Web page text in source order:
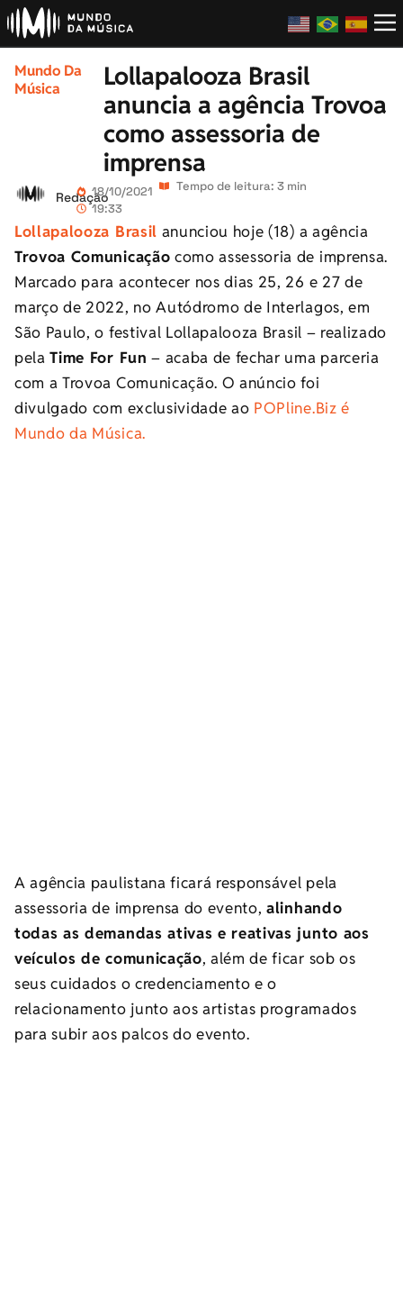
Mundo Da
Música
Lollapalooza Brasil
anuncia a agência Trovoa
como assessoria de
imprensa
Redação18/10/2021
19:33
Tempo de leitura: 3 min
Lollapalooza Brasil anunciou hoje (18) a agência
Trovoa Comunicação como assessoria de imprensa.
Marcado para acontecer nos dias 25, 26 e 27 de
março de 2022, no Autódromo de Interlagos, em
São Paulo, o festival Lollapalooza Brasil – realizado
pelaTime For Fun – acaba de fechar uma parceria
com a Trovoa Comunicação. O anúncio foi
divulgado com exclusividade ao POPline.Biz é
Mundo da Música.
A agência paulistana ficará responsável pela
assessoria de imprensa do evento,alinhando
todas as demandas ativas e reativas junto aos
veículos de comunicação, além de ficar sob os
seus cuidados o credenciamento e o
relacionamento junto aos artistas programados
para subir aos palcos do evento.